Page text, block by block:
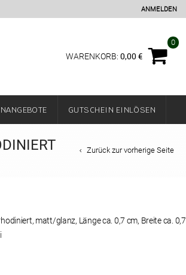
ANMELDEN
0
WARENKORB: 0,00€
GUTSCHEIN EINLÖSEN
Zurück zur vorherige Seite
matt/glanz, Länge ca. 0,7 cm, Breite ca. 0,7